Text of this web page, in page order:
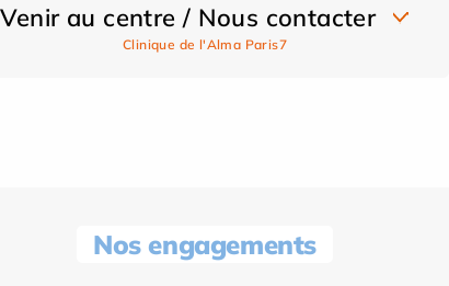
Venir au centre / Nous contacter
Clinique de l'Alma Paris7
Nos engagements